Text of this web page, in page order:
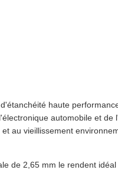
haute
automobile et
au vieillissement
de 2,65 mm le rendent